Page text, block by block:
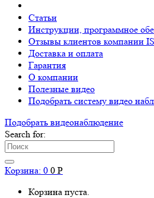
Статьи
Инструкции, программное
Отзывы клиентов компании
Доставка и оплата
Гарантия
О компании
Полезные видео
Подобрать систему видео
Подобрать видеонаблюдениe
Search for:
Корзина: 0 0 Р
Корзина пуста.